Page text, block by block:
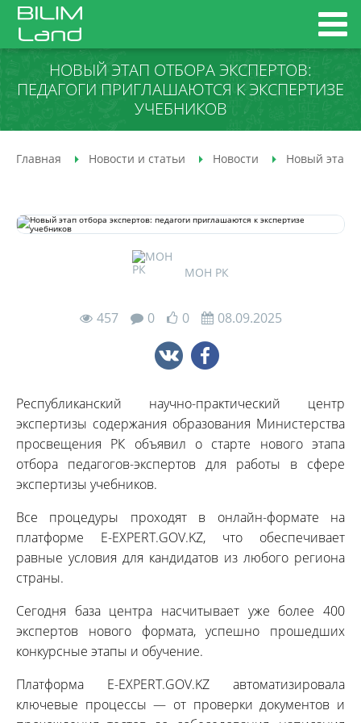
НОВЫЙ ЭТАП ОТБОРА ЭКСПЕРТОВ:
ПЕДАГОГИ ПРИГЛАШАЮТСЯ К ЭКСПЕРТИЗЕ
УЧЕБНИКОВ
Главная Новости и статьи Новости Новый этап
МОН РК
457 0 0 08.09.2025
Республиканский научно-практический центр
экспертизы содержания образования Министерства
просвещения РК объявил о старте нового этапа
отбора педагогов-экспертов для работы в сфере
экспертизы учебников.
Все процедуры проходят в онлайн-формате на
платформе E-EXPERT.GOV.KZ, что обеспечивает
равные условия для кандидатов из любого региона
страны.
Сегодня база центра насчитывает уже более 400
экспертов нового формата, успешно прошедших
конкурсные этапы и обучение.
Платформа E-EXPERT.GOV.KZ автоматизировала
ключевые процессы — от проверки документов и